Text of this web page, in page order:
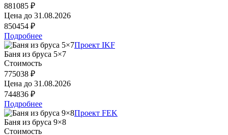
881085 ₽
Цена до 31.08.2026
850454 ₽
Подробнее
Проект IKF
Баня из бруса 5×7
Стоимость
775038 ₽
Цена до 31.08.2026
744836 ₽
Подробнее
Проект FEK
Баня из бруса 9×8
Стоимость